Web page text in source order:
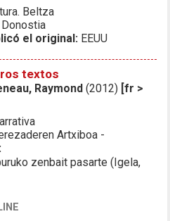
Beltza
Donostia
el original: EEUU
textos
Raymond (2012) [fr >
Artxiboa -
zenbait pasarte (Igela,